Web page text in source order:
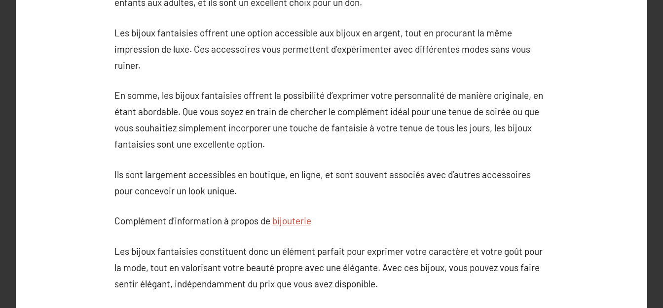
Les bijoux fantaisies offrent une option accessible aux bijoux en argent, tout en procurant la même
impression de luxe. Ces accessoires vous permettent d’expérimenter avec différentes modes sans vous
ruiner.
En somme, les bijoux fantaisies offrent la possibilité d’exprimer votre personnalité de manière originale, en
étant abordable. Que vous soyez en train de chercher le complément idéal pour une tenue de soirée ou que
vous souhaitiez simplement incorporer une touche de fantaisie à votre tenue de tous les jours, les bijoux
fantaisies sont une excellente option.
Ils sont largement accessibles en boutique, en ligne, et sont souvent associés avec d’autres accessoires
pour concevoir un look unique.
Complément d’information à propos de bijouterie
Les bijoux fantaisies constituent donc un élément parfait pour exprimer votre caractère et votre goût pour
la mode, tout en valorisant votre beauté propre avec une élégante. Avec ces bijoux, vous pouvez vous faire
sentir élégant, indépendamment du prix que vous avez disponible.